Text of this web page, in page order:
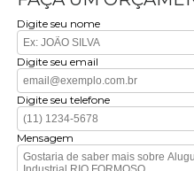
Digite seu nome
Digite seu email
Digite seu telefone
Mensagem